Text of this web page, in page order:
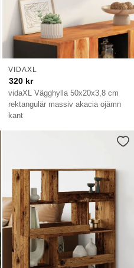
vidaXL Vägghylla 50x20x3,8 cm
rektangulär massiv akacia ojämn
kant
VIDAXL
320 kr